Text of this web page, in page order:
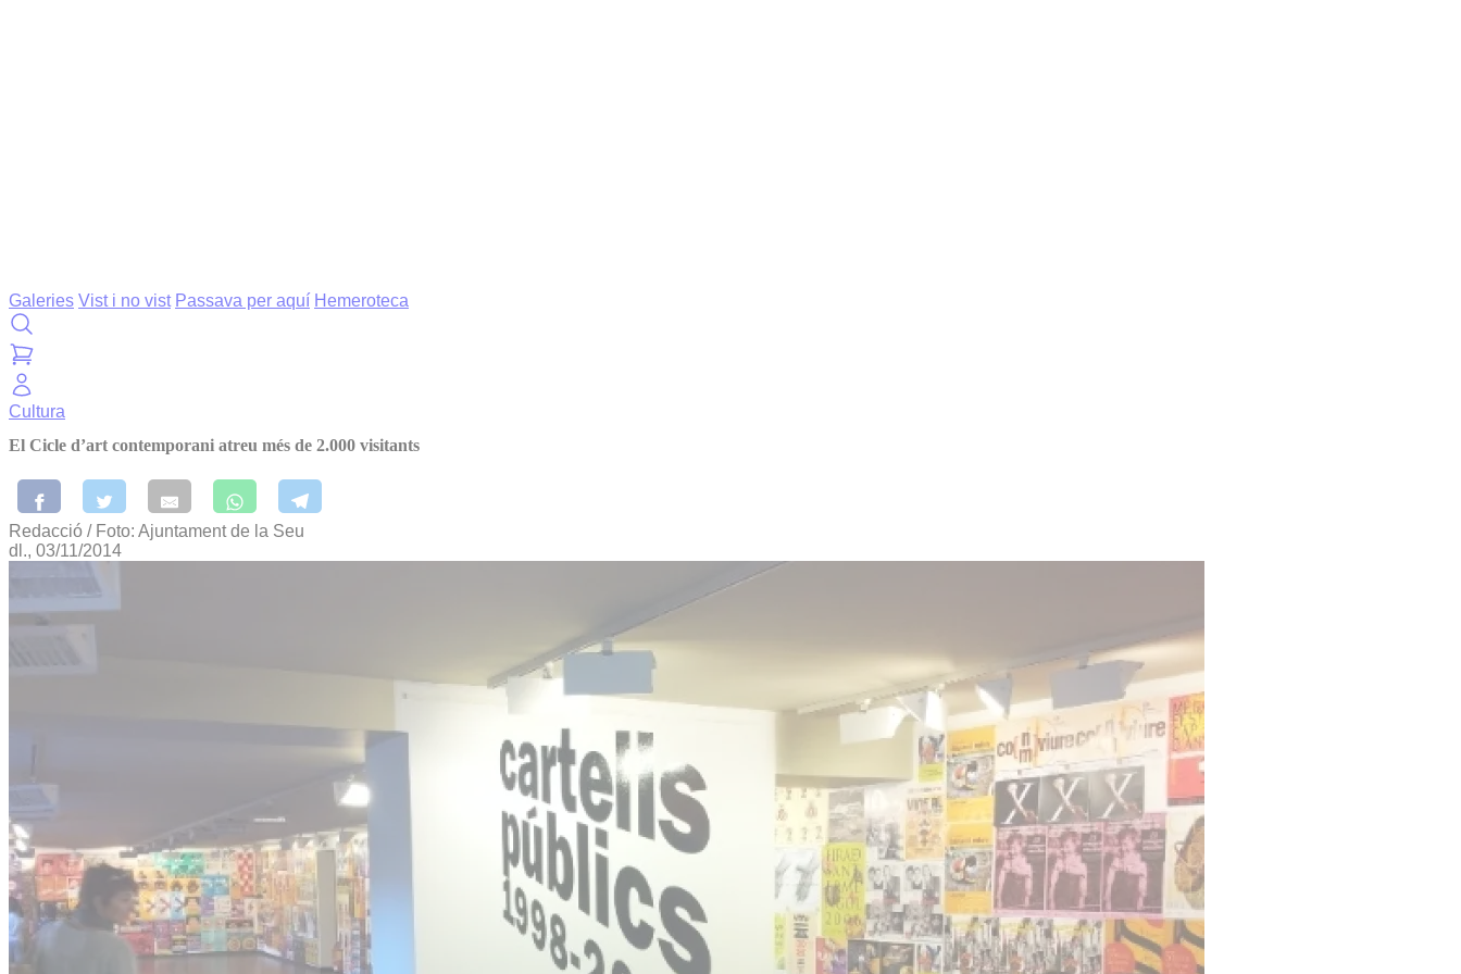
Galeries Vist i no vist Passava per aquí Hemeroteca
Cultura
El Cicle d’art contemporani atreu més de 2.000 visitants
Redacció / Foto: Ajuntament de la Seu
dl., 03/11/2014